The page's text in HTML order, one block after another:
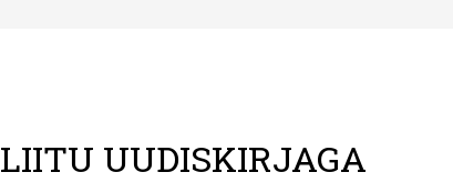
LIITU UUDISKIRJAGA